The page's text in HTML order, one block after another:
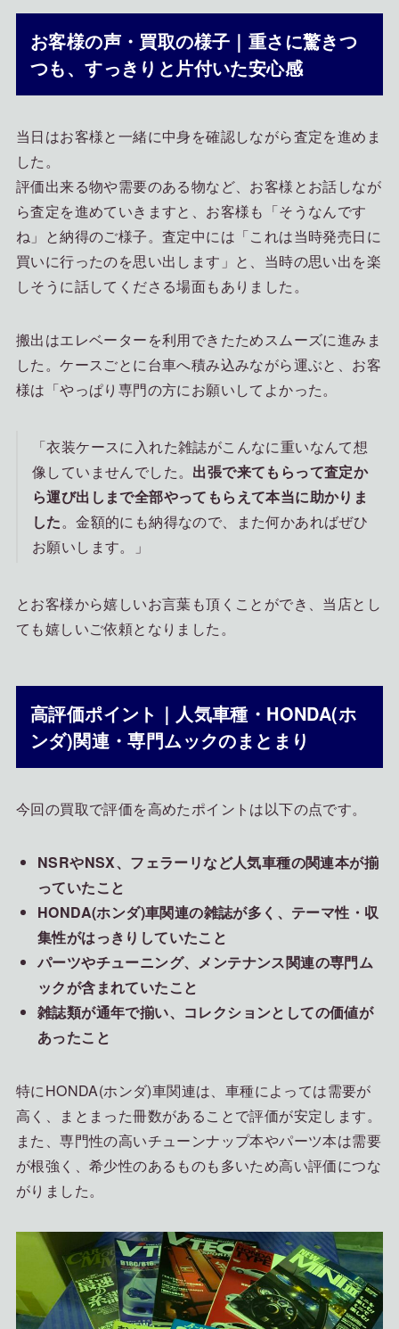
お客様の声・買取の様子｜重さに驚きつ
つも、すっきりと片付いた安心感
当日はお客様と一緒に中身を確認しながら査定を進めま
した。
評価出来る物や需要のある物など、お客様とお話しなが
ら査定を進めていきますと、お客様も「そうなんです
ね」と納得のご様子。査定中には「これは当時発売日に
買いに行ったのを思い出します」と、当時の思い出を楽
しそうに話してくださる場面もありました。
搬出はエレベーターを利用できたためスムーズに進みま
した。ケースごとに台車へ積み込みながら運ぶと、お客
様は「やっぱり専門の方にお願いしてよかった。
「衣装ケースに入れた雑誌がこんなに重いなんて想
像していませんでした。 出張で来てもらって査定か
ら運び出しまで全部やってもらえて本当に助かりま
した。金額的にも納得なので、また何かあればぜひ
お願いします。」
とお客様から嬉しいお言葉も頂くことができ、当店とし
ても嬉しいご依頼となりました。
高評価ポイント｜人気車種・HONDA(ホ
ンダ)関連・専門ムックのまとまり
今回の買取で評価を高めたポイントは以下の点です。
NSRやNSX、フェラーリなど人気車種の関連本が揃
っていたこと
HONDA(ホンダ)車関連の雑誌が多く、テーマ性・収
集性がはっきりしていたこと
パーツやチューニング、メンテナンス関連の専門ム
ックが含まれていたこと
雑誌類が通年で揃い、コレクションとしての価値が
あったこと
特にHONDA(ホンダ)車関連は、車種によっては需要が
高く、まとまった冊数があることで評価が安定します。
また、専門性の高いチューンナップ本やパーツ本は需要
が根強く、希少性のあるものも多いため高い評価につな
がりました。